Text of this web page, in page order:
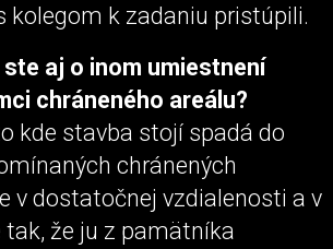
kolegom k zadaniu pristúpili.
ste aj o inom umiestnení
chráneného areálu?
kde stavba stojí spadá do
chránených
v dostatočnej vzdialenosti a v
tak, že ju z pamätníka